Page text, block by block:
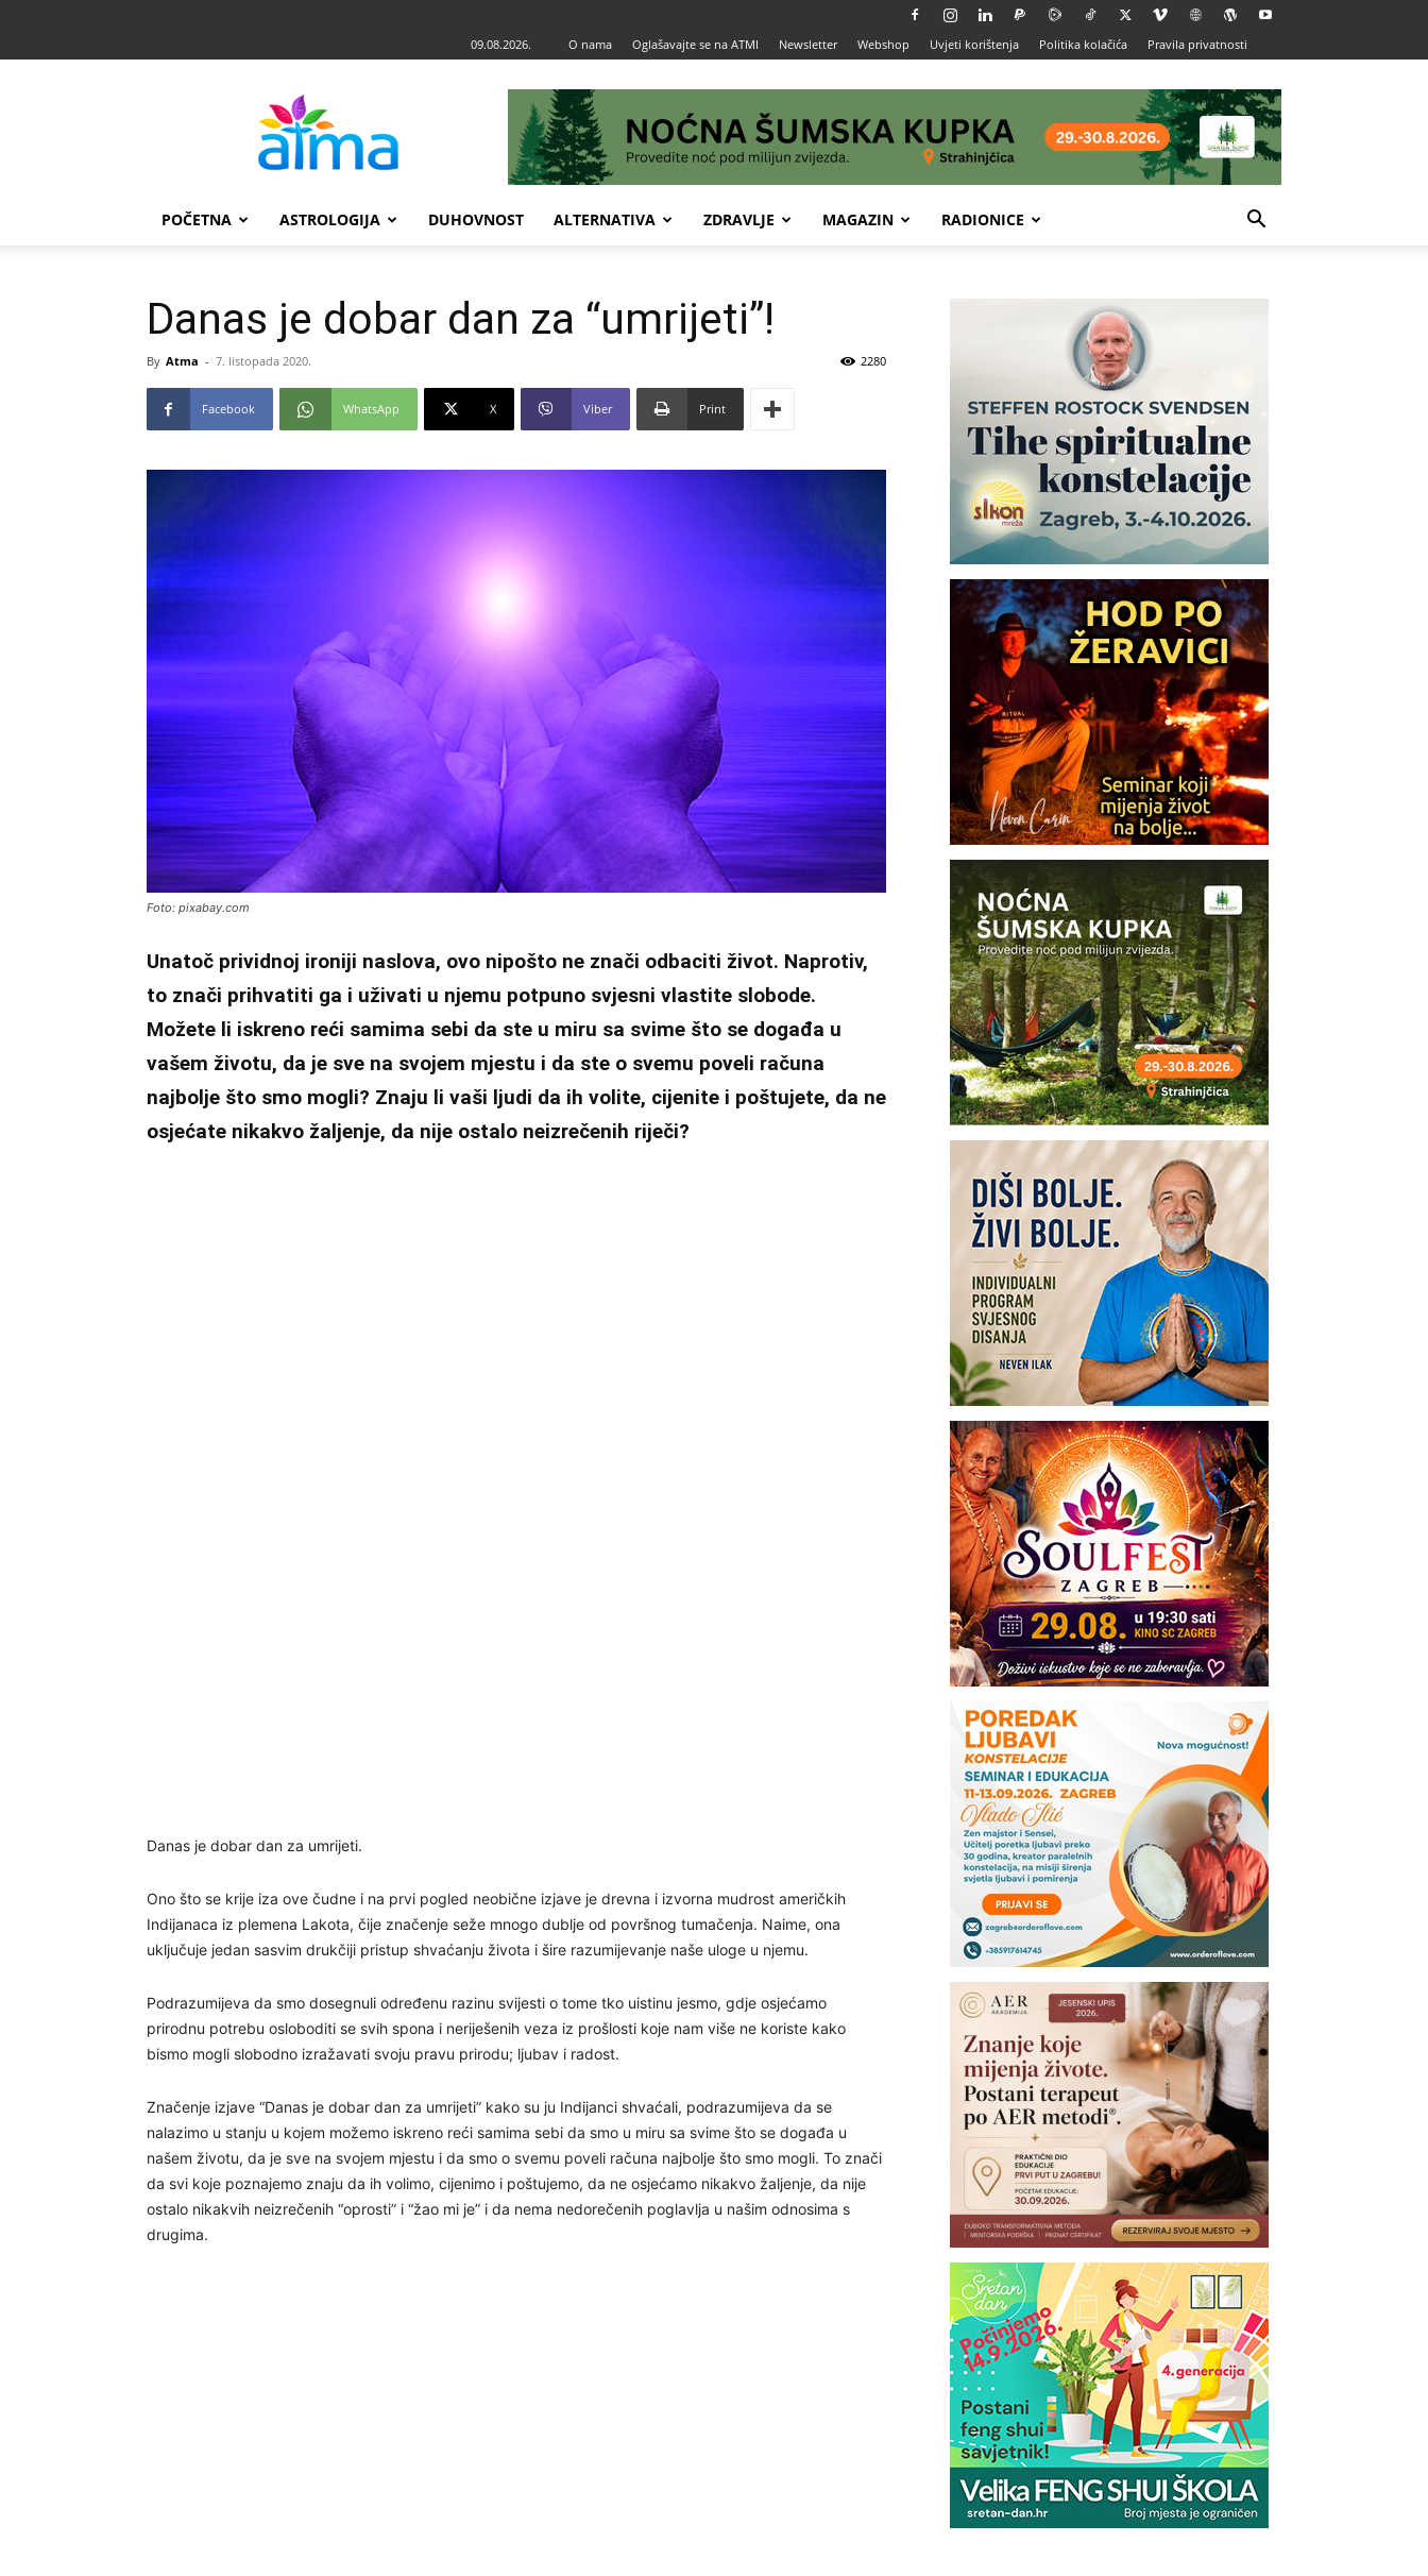
09.08.2026. O nama Oglašavajte se na ATMI Newsletter Webshop Uvjeti korištenja Politika kolačića Pravila privatnosti
POČETNA ASTROLOGIJA DUHOVNOST ALTERNATIVA ZDRAVLJE MAGAZIN RADIONICE
Danas je dobar dan za “umrijeti”!
By Atma - 7. listopada 2020. 2280
Facebook WhatsApp X Viber Print
Foto: pixabay.com
Unatoč prividnoj ironiji naslova, ovo nipošto ne znači odbaciti život. Naprotiv,
to znači prihvatiti ga i uživati u njemu potpuno svjesni vlastite slobode.
Možete li iskreno reći samima sebi da ste u miru sa svime što se događa u
vašem životu, da je sve na svojem mjestu i da ste o svemu poveli računa
najbolje što smo mogli? Znaju li vaši ljudi da ih volite, cijenite i poštujete, da ne
osjećate nikakvo žaljenje, da nije ostalo neizrečenih riječi?
Danas je dobar dan za umrijeti.
Ono što se krije iza ove čudne i na prvi pogled neobične izjave je drevna i izvorna mudrost američkih
Indijanaca iz plemena Lakota, čije značenje seže mnogo dublje od površnog tumačenja. Naime, ona
uključuje jedan sasvim drukčiji pristup shvaćanju života i šire razumijevanje naše uloge u njemu.
Podrazumijeva da smo dosegnuli određenu razinu svijesti o tome tko uistinu jesmo, gdje osjećamo
prirodnu potrebu osloboditi se svih spona i neriješenih veza iz prošlosti koje nam više ne koriste kako
bismo mogli slobodno izražavati svoju pravu prirodu; ljubav i radost.
Značenje izjave “Danas je dobar dan za umrijeti” kako su ju Indijanci shvaćali, podrazumijeva da se
nalazimo u stanju u kojem možemo iskreno reći samima sebi da smo u miru sa svime što se događa u
našem životu, da je sve na svojem mjestu i da smo o svemu poveli računa najbolje što smo mogli. To znači
da svi koje poznajemo znaju da ih volimo, cijenimo i poštujemo, da ne osjećamo nikakvo žaljenje, da nije
ostalo nikakvih neizrečenih “oprosti” i “žao mi je” i da nema nedorečenih poglavlja u našim odnosima s
drugima.